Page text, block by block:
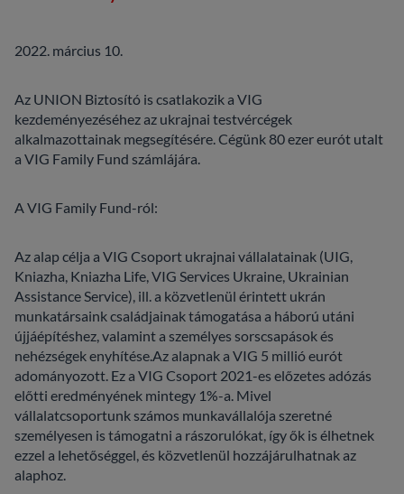
2022. március 10.
Az UNION Biztosító is csatlakozik a VIG
kezdeményezéséhez az ukrajnai testvércégek
alkalmazottainak megsegítésére. Cégünk 80 ezer eurót utalt
a VIG Family Fund számlájára.
A VIG Family Fund-ról:
Az alap célja a VIG Csoport ukrajnai vállalatainak (UIG,
Kniazha, Kniazha Life, VIG Services Ukraine, Ukrainian
Assistance Service), ill. a közvetlenül érintett ukrán
munkatársaink családjainak támogatása a háború utáni
újjáépítéshez, valamint a személyes sorscsapások és
nehézségek enyhítése.Az alapnak a VIG 5 millió eurót
adományozott. Ez a VIG Csoport 2021-es előzetes adózás
előtti eredményének mintegy 1%-a. Mivel
vállalatcsoportunk számos munkavállalója szeretné
személyesen is támogatni a rászorulókat, így ők is élhetnek
ezzel a lehetőséggel, és közvetlenül hozzájárulhatnak az
alaphoz.